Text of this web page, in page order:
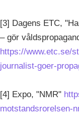
[3] Dagens ETC,
– gör
https://www.etc.se/
journalist-goer-
[4] Expo, "NMR"
motstandsrorelsen-